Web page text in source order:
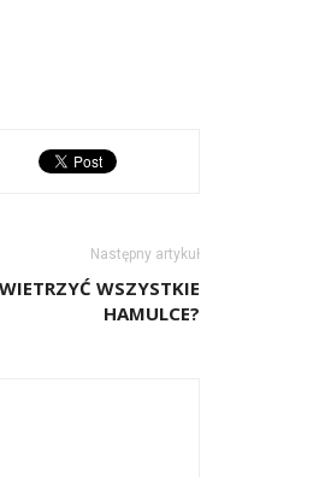
Następny artykuł
WSZYSTKIE
HAMULCE?